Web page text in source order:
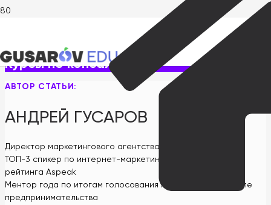
Курсы по консалтингу
Курсы по консалтингу
АВТОР СТАТЬИ:
АНДРЕЙ ГУСАРОВ
Директор маркетингового агентства GUSAROV
ТОП-3 спикер по интернет-маркетингу в СНГ по версии
рейтинга Aspeak
Ментор года по итогам голосования на всемирной неделе
предпринимательства